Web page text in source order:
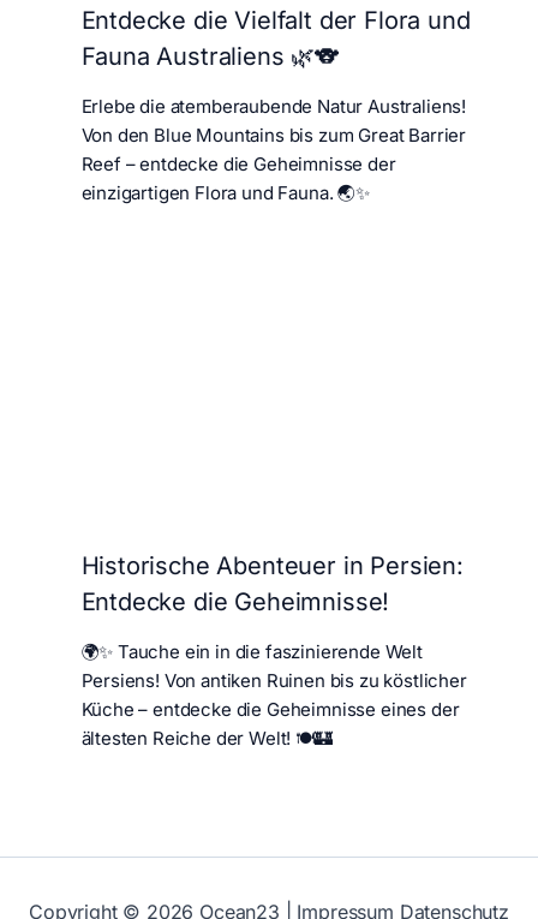
Entdecke die Vielfalt der Flora und
Fauna Australiens 🌿🐨
Erlebe die atemberaubende Natur Australiens!
Von den Blue Mountains bis zum Great Barrier
Reef – entdecke die Geheimnisse der
einzigartigen Flora und Fauna. 🌏✨
Historische Abenteuer in Persien:
Entdecke die Geheimnisse!
🌍✨ Tauche ein in die faszinierende Welt
Persiens! Von antiken Ruinen bis zu köstlicher
Küche – entdecke die Geheimnisse eines der
ältesten Reiche der Welt! 🍽️🏰
Copyright © 2026 Ocean23 Impressum Datenschutz